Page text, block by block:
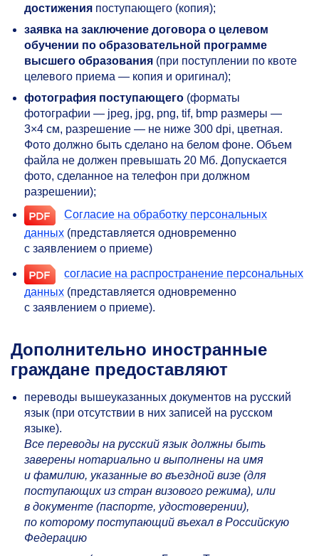
достижения поступающего (копия);
заявка на заключение договора о целевом
обучении по образовательной программе
высшего образования (при поступлении по квоте
целевого приема — копия и оригинал);
фотография поступающего (форматы
фотографии — jpeg, jpg, png, tif, bmp размеры —
3×4 см, разрешение — не ниже 300 dpi, цветная.
Фото должно быть сделано на белом фоне. Объем
файла не должен превышать 20 Мб. Допускается
фото, сделанное на телефон при должном
разрешении);
Согласие на обработку персональных
данных (представляется одновременно
с заявлением о приеме)
согласие на распространение персональных
данных (представляется одновременно
с заявлением о приеме).
Дополнительно иностранные
граждане предоставляют
переводы вышеуказанных документов на русский
язык (при отсутствии в них записей на русском
языке).
Все переводы на русский язык должны быть
заверены нотариально и выполнены на имя
и фамилию, указанные во въездной визе (для
поступающих из стран визового режима), или
в документе (паспорте, удостоверении),
по которому поступающий въехал в Российскую
Федерацию